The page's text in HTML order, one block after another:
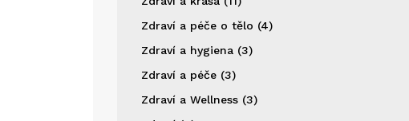
Zdraví a péče o tělo (4)
Zdraví a hygiena (3)
Zdraví a péče (3)
Zdraví a Wellness (3)